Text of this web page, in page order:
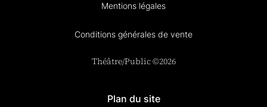
Mentions légales
Conditions générales de vente
Théâtre/Public ©2026
Plan du site